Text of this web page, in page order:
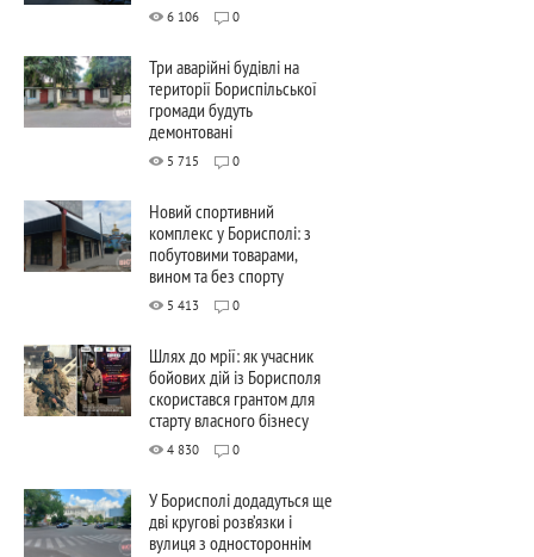
6 106 0
Три аварійні будівлі на
території Бориспільської
громади будуть
демонтовані
5 715 0
Новий спортивний
комплекс у Борисполі: з
побутовими товарами,
вином та без спорту
5 413 0
Шлях до мрії: як учасник
бойових дій із Борисполя
скористався грантом для
старту власного бізнесу
4 830 0
У Борисполі додадуться ще
дві кругові розв’язки і
вулиця з одностороннім